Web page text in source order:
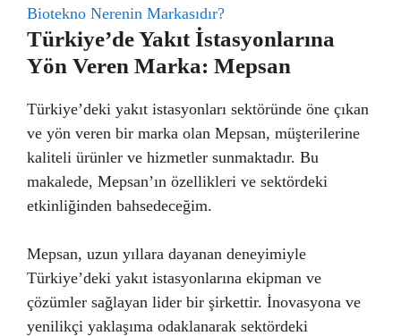
Biotekno Nerenin Markasıdır?
Türkiye’de Yakıt İstasyonlarına
Yön Veren Marka: Mepsan
Türkiye’deki yakıt istasyonları sektöründe öne çıkan
ve yön veren bir marka olan Mepsan, müşterilerine
kaliteli ürünler ve hizmetler sunmaktadır. Bu
makalede, Mepsan’ın özellikleri ve sektördeki
etkinliğinden bahsedeceğim.
Mepsan, uzun yıllara dayanan deneyimiyle
Türkiye’deki yakıt istasyonlarına ekipman ve
çözümler sağlayan lider bir şirkettir. İnovasyona ve
yenilikçi yaklaşıma odaklanarak sektördeki